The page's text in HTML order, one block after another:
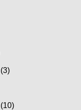
(3)
(10)